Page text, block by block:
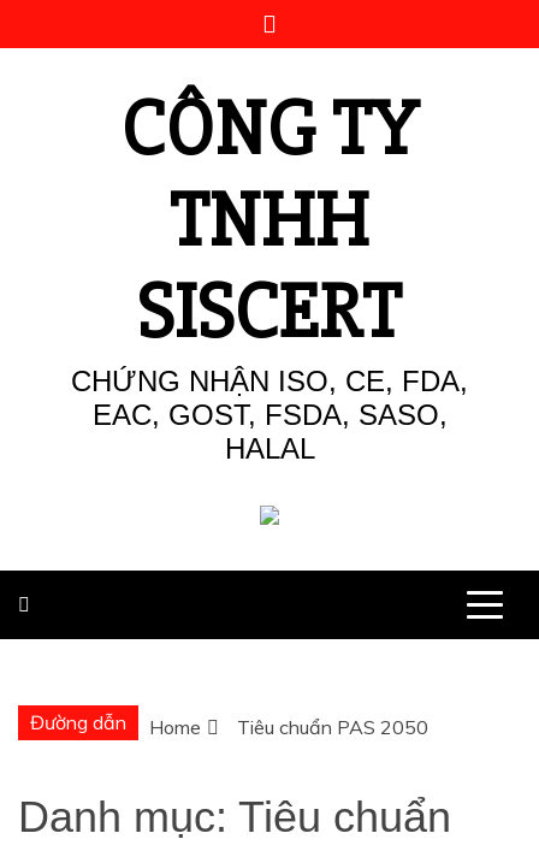
to
CÔNG TY
TNHH
SISCERT
CHỨNG NHẬN ISO, CE, FDA,
EAC, GOST, FSDA, SASO,
HALAL
Đường dẫn Home Tiêu chuẩn PAS 2050
Danh mục: Tiêu chuẩn